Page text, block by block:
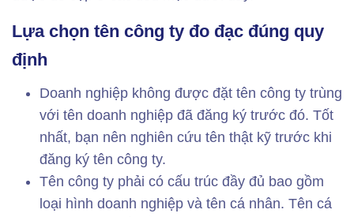
Lựa chọn tên công ty đo đạc đúng quy
định
Doanh nghiệp không được đặt tên công ty trùng
với tên doanh nghiệp đã đăng ký trước đó. Tốt
nhất, bạn nên nghiên cứu tên thật kỹ trước khi
đăng ký tên công ty.
Tên công ty phải có cấu trúc đầy đủ bao gồm
loại hình doanh nghiệp và tên cá nhân. Tên cá